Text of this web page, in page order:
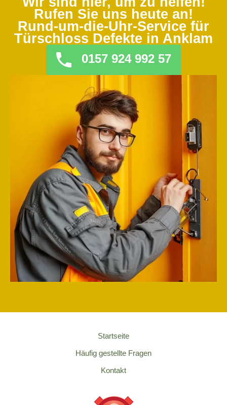
Rufen Sie uns heute an!
Rund-um-die-Uhr-Service für
Türschloss Defekte in Anklam
0157 924 992 57
Startseite
Häufig gestellte Fragen
Kontakt